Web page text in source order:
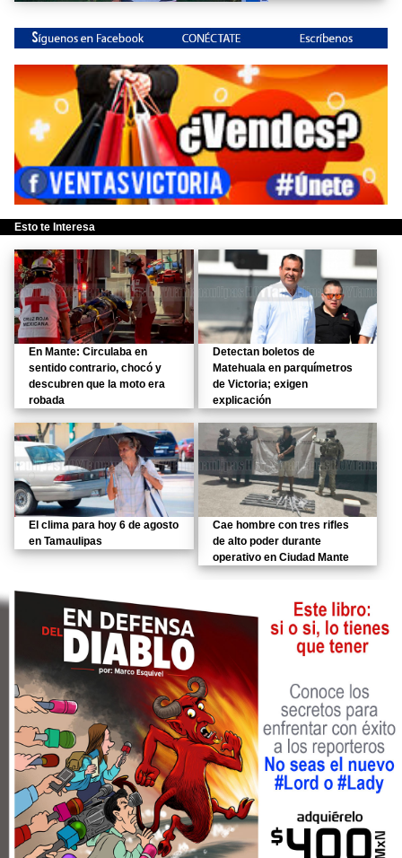
Esto te Interesa
En Mante: Circulaba en
sentido contrario, chocó y
descubren que la moto era
robada
Detectan boletos de
Matehuala en parquímetros
de Victoria; exigen
explicación
El clima para hoy 6 de agosto
en Tamaulipas
Cae hombre con tres rifles
de alto poder durante
operativo en Ciudad Mante